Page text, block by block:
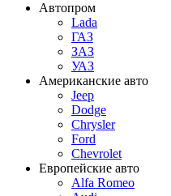
Автопром
Lada
ГАЗ
ЗАЗ
УАЗ
Американские авто
Jeep
Dodge
Chrysler
Ford
Chevrolet
Европейские авто
Alfa Romeo